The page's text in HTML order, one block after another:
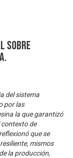
sobre
del sistema
por las
la que garantizó
contexto de
que se
mismos
la producción,